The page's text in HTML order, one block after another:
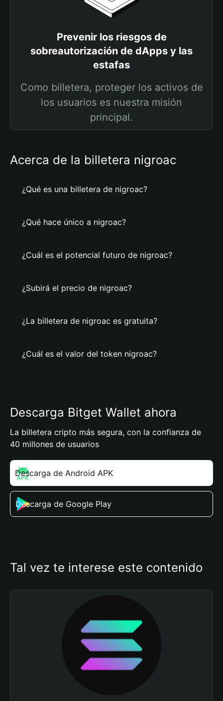
Prevenir los riesgos de
sobreautorización de dApps y las
estafas
Como billetera, proteger los activos de
los usuarios es nuestra misión
principal.
Acerca de la billetera nigroac
¿Qué es una billetera de nigroac?
¿Qué hace único a nigroac?
¿Cuál es el potencial futuro de nigroac?
¿Subirá el precio de nigroac?
¿La billetera de nigroac es gratuita?
¿Cuál es el valor del token nigroac?
Descarga Bitget Wallet ahora
La billetera cripto más segura, con la confianza de
40 millones de usuarios
Descarga de Android APK
Descarga de Google Play
Tal vez te interese este contenido